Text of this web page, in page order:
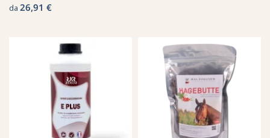
da 26,91 €